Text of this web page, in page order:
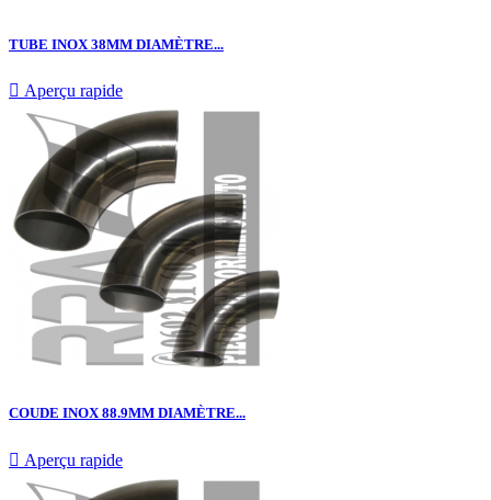
TUBE INOX 38MM DIAMÈTRE...
 Aperçu rapide
COUDE INOX 88.9MM DIAMÈTRE...
 Aperçu rapide